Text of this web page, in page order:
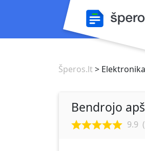
Šperos.lt> Elektronika
Bendrojo
9.9 (